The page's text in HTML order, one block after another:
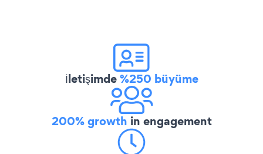
İletişimde%250 büyüme
200% growth in engagement